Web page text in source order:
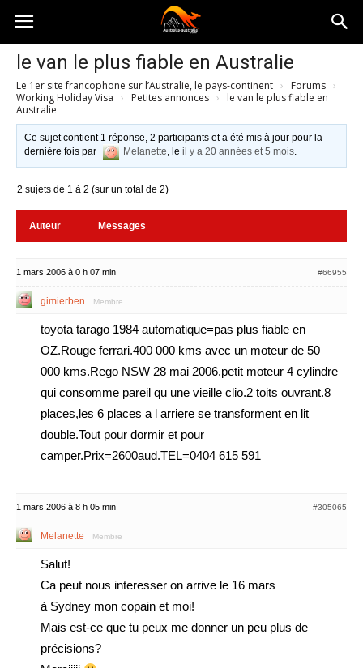
Australia-
australie.com
le van le plus fiable en Australie
Le 1er site francophone sur l’Australie, le pays-continent › Forums ›
Working Holiday Visa › Petites annonces ›
le van le plus fiable en
Australie
Ce sujet contient 1 réponse, 2 participants et a été mis à jour pour la
dernière fois par
Melanette, leil y a 20 années et 5 mois.
2 sujets de 1 à 2 (sur un total de 2)
Auteur Messages
1 mars 2006 à 0 h 07 min #66955
gimierben Membre
toyota tarago 1984 automatique=pas plus fiable en
OZ.Rouge ferrari.400 000 kms avec un moteur de 50
000 kms.Rego NSW 28 mai 2006.petit moteur 4 cylindre
qui consomme pareil qu une vieille clio.2 toits ouvrant.8
places,les 6 places a l arriere se transforment en lit
double.Tout pour dormir et pour
camper.Prix=2600aud.TEL=0404 615 591
1 mars 2006 à 8 h 05 min #305065
Melanette Membre
Salut!
Ca peut nous interesser on arrive le 16 mars
à Sydney mon copain et moi!
Mais est-ce que tu peux me donner un peu plus de
précisions?